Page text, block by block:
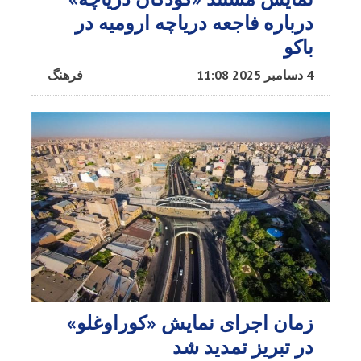
درباره فاجعه دریاچه ارومیه در
باکو
فرهنگ 4 دسامبر 2025 11:08
زمان اجرای نمایش «کوراوغلو»
در تبریز تمدید شد